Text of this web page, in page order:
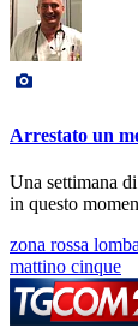
Arrestato un
Una settimana
in questo
zona rossa
mattino cinque